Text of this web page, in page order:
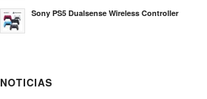
Sony PS5 Dualsense Wireless Controller
NOTICIAS